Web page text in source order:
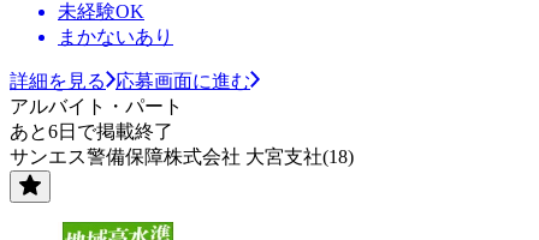
未経験OK
まかないあり
詳細を見る
応募画面に進む
アルバイト・パート
あと6日で掲載終了
サンエス警備保障株式会社 大宮支社(18)